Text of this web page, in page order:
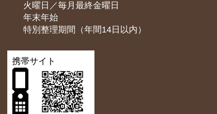
火曜日／毎月最終金曜日
年末年始
特別整理期間（年間14日以内）
携帯サイト